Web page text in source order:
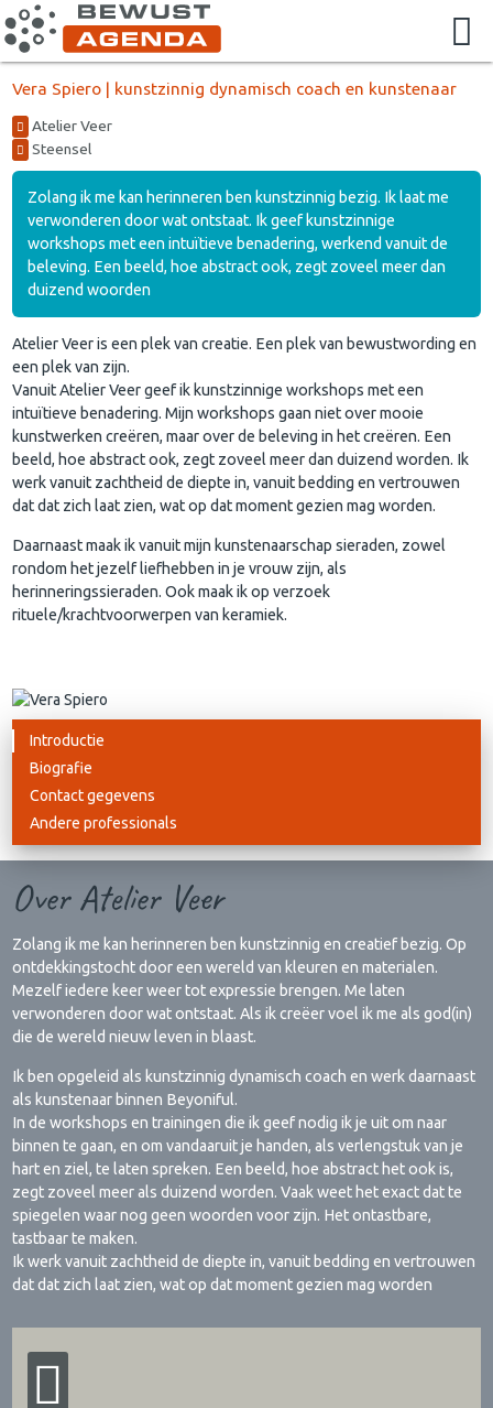
Vera Spiero | kunstzinnig dynamisch coach en kunstenaar
Atelier Veer
Steensel
Zolang ik me kan herinneren ben kunstzinnig bezig. Ik laat me
verwonderen door wat ontstaat. Ik geef kunstzinnige
workshops met een intuïtieve benadering, werkend vanuit de
beleving. Een beeld, hoe abstract ook, zegt zoveel meer dan
duizend woorden
Atelier Veer is een plek van creatie. Een plek van bewustwording en
een plek van zijn.
Vanuit Atelier Veer geef ik kunstzinnige workshops met een
intuïtieve benadering. Mijn workshops gaan niet over mooie
kunstwerken creëren, maar over de beleving in het creëren. Een
beeld, hoe abstract ook, zegt zoveel meer dan duizend worden. Ik
werk vanuit zachtheid de diepte in, vanuit bedding en vertrouwen
dat dat zich laat zien, wat op dat moment gezien mag worden.
Daarnaast maak ik vanuit mijn kunstenaarschap sieraden, zowel
rondom het jezelf liefhebben in je vrouw zijn, als
herinneringssieraden. Ook maak ik op verzoek
rituele/krachtvoorwerpen van keramiek.
Introductie
Biografie
Contact gegevens
Andere professionals
Over Atelier Veer
Zolang ik me kan herinneren ben kunstzinnig en creatief bezig. Op
ontdekkingstocht door een wereld van kleuren en materialen.
Mezelf iedere keer weer tot expressie brengen. Me laten
verwonderen door wat ontstaat. Als ik creëer voel ik me als god(in)
die de wereld nieuw leven in blaast.
Ik ben opgeleid als kunstzinnig dynamisch coach en werk daarnaast
als kunstenaar binnen Beyoniful.
In de workshops en trainingen die ik geef nodig ik je uit om naar
binnen te gaan, en om vandaaruit je handen, als verlengstuk van je
hart en ziel, te laten spreken. Een beeld, hoe abstract het ook is,
zegt zoveel meer als duizend worden. Vaak weet het exact dat te
spiegelen waar nog geen woorden voor zijn. Het ontastbare,
tastbaar te maken.
Ik werk vanuit zachtheid de diepte in, vanuit bedding en vertrouwen
dat dat zich laat zien, wat op dat moment gezien mag worden